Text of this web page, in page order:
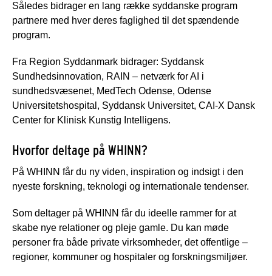
Således bidrager en lang række syddanske program
partnere med hver deres faglighed til det spændende
program.
Fra Region Syddanmark bidrager: Syddansk
Sundhedsinnovation, RAIN – netværk for AI i
sundhedsvæsenet, MedTech Odense, Odense
Universitetshospital, Syddansk Universitet, CAI-X Dansk
Center for Klinisk Kunstig Intelligens.
Hvorfor deltage på WHINN?
På WHINN får du ny viden, inspiration og indsigt i den
nyeste forskning, teknologi og internationale tendenser.
Som deltager på WHINN får du ideelle rammer for at
skabe nye relationer og pleje gamle. Du kan møde
personer fra både private virksomheder, det offentlige –
regioner, kommuner og hospitaler og forskningsmiljøer.